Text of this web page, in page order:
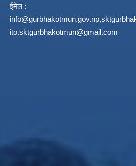
ईमेल :
info@gurbhakotmun.gov.np,
ito.sktgurbhakotmun@gmail.com